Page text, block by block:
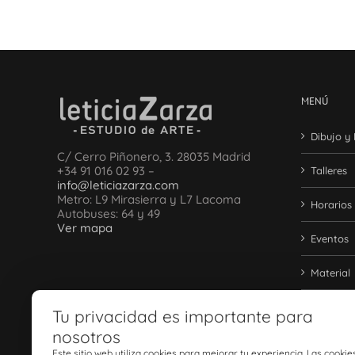
C/ Cerro Piñonero, 3. 28035 Madrid
+34 91 016 02 93 –
info@leticiazarza.com
Metro: L9 Mirasierra y L7 Lacoma
Autobuses: 64 y 49
Ver mapa
MENÚ
Dibujo y
Talleres
Horarios
Eventos
Material
Tu privacidad es importante para
nosotros